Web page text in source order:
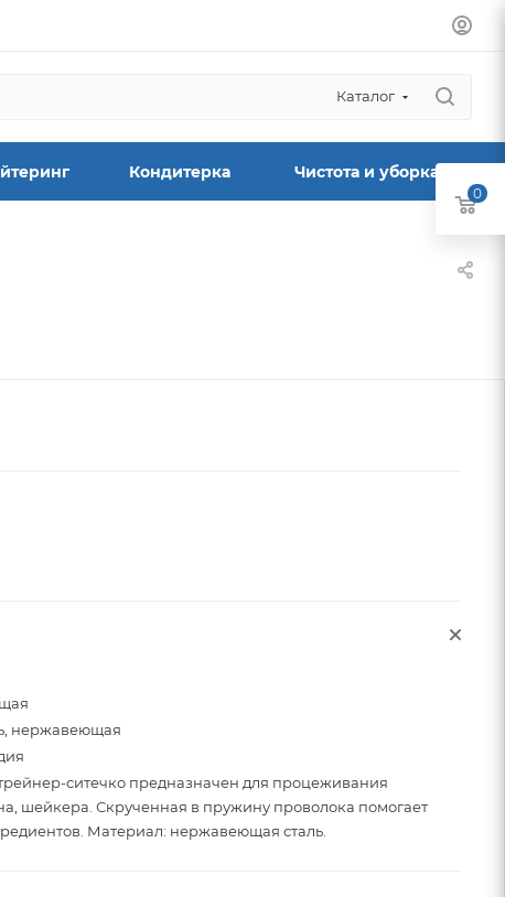
Каталог
Кондитерка Чистота и уборка
нержавеющая
ситечко предназначен для процеживания
шейкера. Скрученная в пружину проволока помогает
Материал: нержавеющая сталь.
0